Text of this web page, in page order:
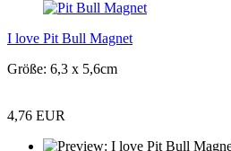
I love Pit Bull Magnet
Größe: 6,3 x 5,6cm
4,76 EUR